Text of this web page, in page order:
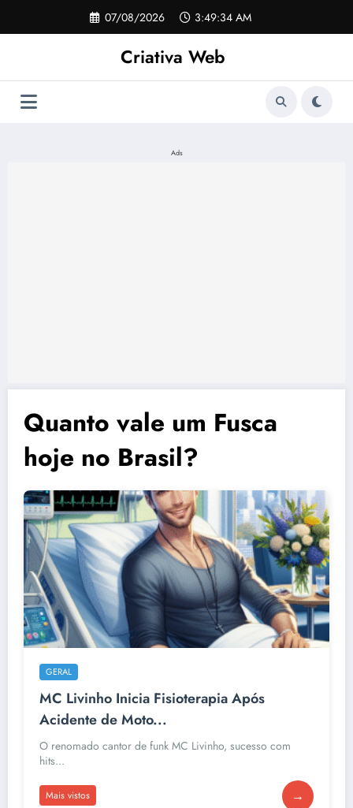
o
07/08/2026 3:49:35 AM
Criativa Web
Ads
Quanto vale um Fusca
hoje no Brasil?
GERAL
MC Livinho Inicia Fisioterapia Após
Acidente de Moto...
O renomado cantor de funk MC Livinho, sucesso com
hits...
Mais vistos →